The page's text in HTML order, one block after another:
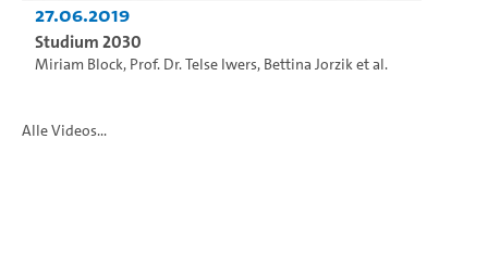
27.06.2019
Studium 2030
Miriam Block, Prof. Dr. Telse Iwers, Bettina Jorziket al.
Alle Videos...